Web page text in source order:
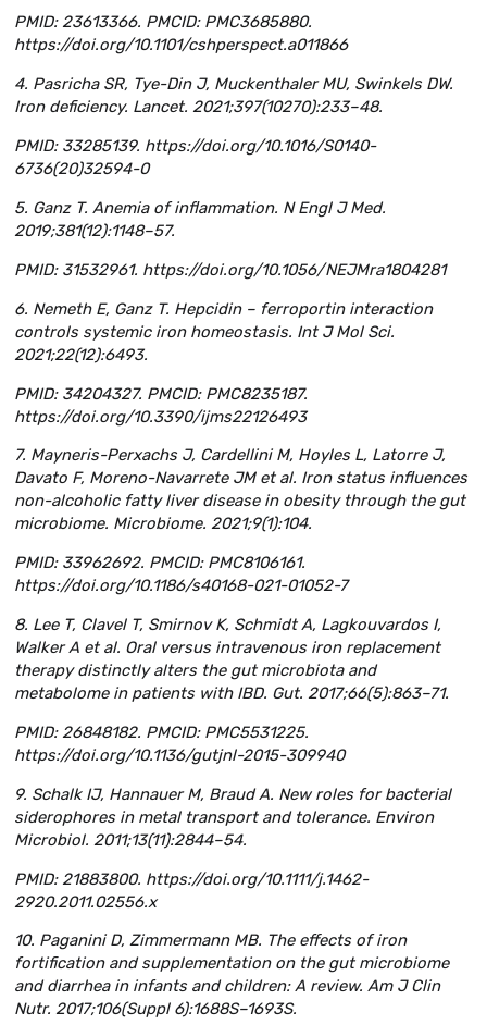
PMID: 23613366. PMCID: PMC3685880.
https://doi.org/10.1101/cshperspect.a011866
4. Pasricha SR, Tye-Din J, Muckenthaler MU, Swinkels DW.
Iron deficiency. Lancet. 2021;397(10270):233–48.
PMID: 33285139. https://doi.org/10.1016/S0140-
6736(20)32594-0
5. Ganz T. Anemia of inflammation. N Engl J Med.
2019;381(12):1148–57.
PMID: 31532961. https://doi.org/10.1056/NEJMra1804281
6. Nemeth E, Ganz T. Hepcidin – ferroportin interaction
controls systemic iron homeostasis. Int J Mol Sci.
2021;22(12):6493.
PMID: 34204327. PMCID: PMC8235187.
https://doi.org/10.3390/ijms22126493
7. Mayneris-Perxachs J, Cardellini M, Hoyles L, Latorre J,
Davato F, Moreno-Navarrete JM et al. Iron status influences
non-alcoholic fatty liver disease in obesity through the gut
microbiome. Microbiome. 2021;9(1):104.
PMID: 33962692. PMCID: PMC8106161.
https://doi.org/10.1186/s40168-021-01052-7
8. Lee T, Clavel T, Smirnov K, Schmidt A, Lagkouvardos I,
Walker A et al. Oral versus intravenous iron replacement
therapy distinctly alters the gut microbiota and
metabolome in patients with IBD. Gut. 2017;66(5):863–71.
PMID: 26848182. PMCID: PMC5531225.
https://doi.org/10.1136/gutjnl-2015-309940
9. Schalk IJ, Hannauer M, Braud A. New roles for bacterial
siderophores in metal transport and tolerance. Environ
Microbiol. 2011;13(11):2844–54.
PMID: 21883800. https://doi.org/10.1111/j.1462-
2920.2011.02556.x
10. Paganini D, Zimmermann MB. The effects of iron
fortification and supplementation on the gut microbiome
and diarrhea in infants and children: A review. Am J Clin
Nutr. 2017;106(Suppl 6):1688S–1693S.